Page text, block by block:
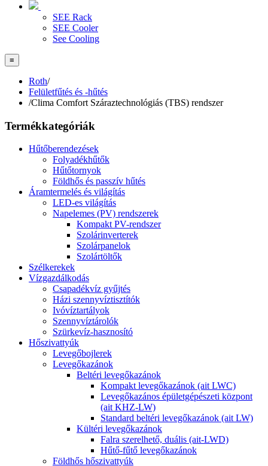
SEE Rack
SEE Cooler
See Cooling
≡
Roth/
Felületfűtés és -hűtés
/Clima Comfort Száraztechnológiás (TBS) rendszer
Termékkategóriák
Hűtőberendezések
Folyadékhűtők
Hűtőtornyok
Földhős és passzív hűtés
Áramtermelés és világítás
LED-es világítás
Napelemes (PV) rendszerek
Kompakt PV-rendszer
Szolárinverterek
Szolárpanelok
Szolártöltők
Szélkerekek
Vízgazdálkodás
Csapadékvíz gyűjtés
Házi szennyvíztisztítók
Ivóvíztartályok
Szennyvíztárolók
Szürkevíz-hasznosító
Hőszivattyúk
Levegőbojlerek
Levegőkazánok
Beltéri levegőkazánok
Kompakt levegőkazánok (ait LWC)
Levegőkazános épületgépészeti központ
(ait KHZ-LW)
Standard beltéri levegőkazánok (ait LW)
Kültéri levegőkazánok
Falra szerelhető, duális (ait-LWD)
Hűtő-fűtő levegőkazánok
Földhős hőszivattyúk